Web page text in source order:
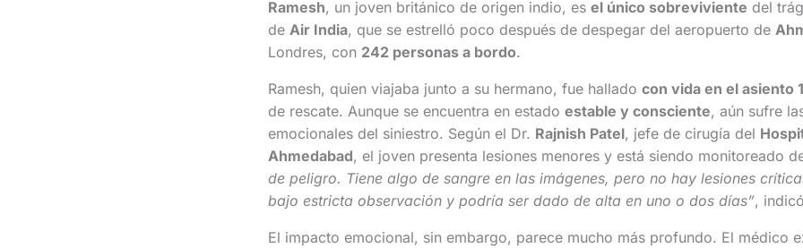
Ramesh, un joven británico de origen indio, es el único sobreviviente del
de Air India, que se estrelló poco después de despegar del aeropuerto de
Londres, con 242 personas a bordo.
Ramesh, quien viajaba junto a su hermano, fue hallado con vida en el asiento
de rescate. Aunque se encuentra en estado estable y consciente, aún sufre
emocionales del siniestro. Según el Dr. Rajnish Patel, jefe de cirugía del
Ahmedabad, el joven presenta lesiones menores y está siendo monitoreado
de peligro. Tiene algo de sangre en las imágenes, pero no hay lesiones
bajo estricta observación y podría ser dado de alta en uno o dos días”,
El impacto emocional, sin embargo, parece mucho más profundo. El médico